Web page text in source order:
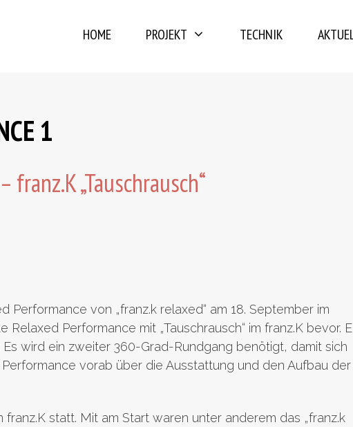
HOME PROJEKT TECHNIK
1
franz.K „Tauschrausch“
von „franz.k relaxed“ am 18. September im
Performance mit „Tauschrausch“ im franz.K bevor.
wird ein zweiter 360-Grad-Rundgang benötigt, damit sich
vorab über die Ausstattung und den Aufbau der
statt. Mit am Start waren unter anderem das „franz.k